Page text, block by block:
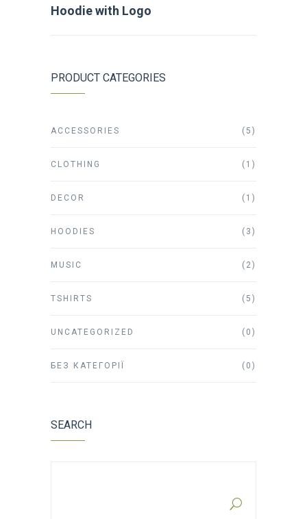
Hoodie with Logo
PRODUCT CATEGORIES
ACCESSORIES (5)
CLOTHING (1)
DECOR (1)
HOODIES (3)
MUSIC (2)
TSHIRTS (5)
UNCATEGORIZED (0)
БЕЗ КАТЕГОРІЇ (0)
SEARCH